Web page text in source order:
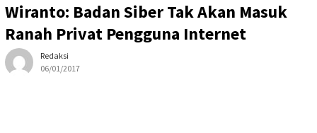
Wiranto: Badan Siber Tak Akan Masuk
Ranah Privat Pengguna Internet
Redaksi
06/01/2017